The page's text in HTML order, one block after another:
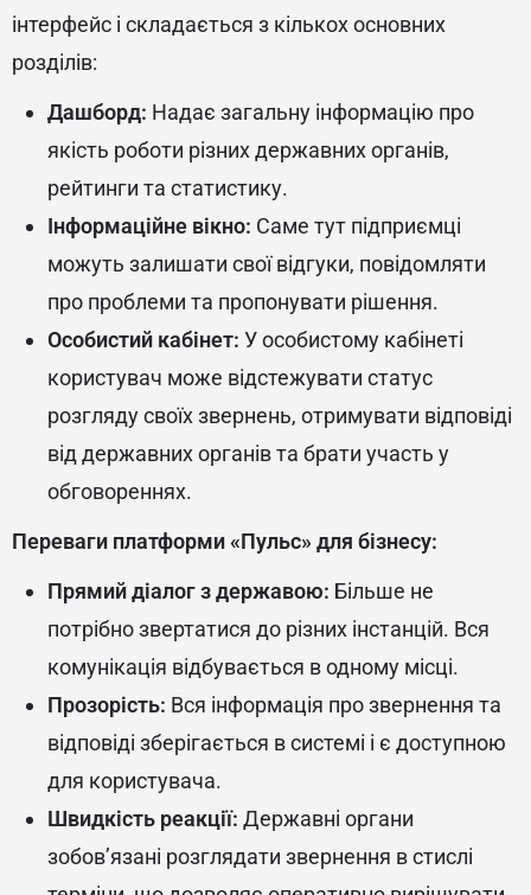
інтерфейс і складається з кількох основних
розділів:
Дашборд: Надає загальну інформацію про
якість роботи різних державних органів,
рейтинги та статистику.
Інформаційне вікно: Саме тут підприємці
можуть залишати свої відгуки, повідомляти
про проблеми та пропонувати рішення.
Особистий кабінет: У особистому кабінеті
користувач може відстежувати статус
розгляду своїх звернень, отримувати відповіді
від державних органів та брати участь у
обговореннях.
Переваги платформи «Пульс» для бізнесу:
Прямий діалог з державою: Більше не
потрібно звертатися до різних інстанцій. Вся
комунікація відбувається в одному місці.
Прозорість: Вся інформація про звернення та
відповіді зберігається в системі і є доступною
для користувача.
Швидкість реакції: Державні органи
зобов’язані розглядати звернення в стислі